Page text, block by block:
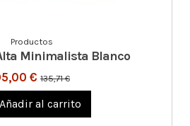
Productos
Minimalista Blanco
€ 135,71 €
Añadir al carrito